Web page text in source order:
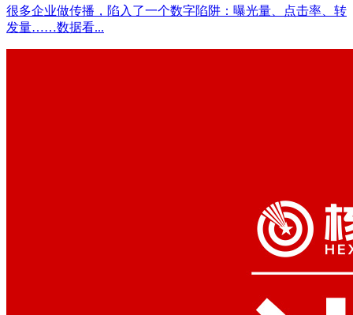
很多企业做传播，陷入了一个数字陷阱：曝光量、点击率、转
发量……数据看...